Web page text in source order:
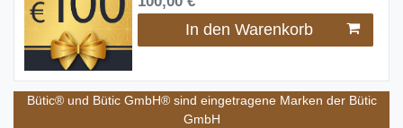
In den Warenkorb
Bütic® und Bütic GmbH® sind eingetragene Marken der Bütic
GmbH